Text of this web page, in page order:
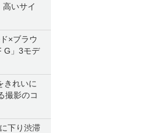
いサイ
×ブラウ
G」3モデ
きれいに
撮影のコ
下り渋滞